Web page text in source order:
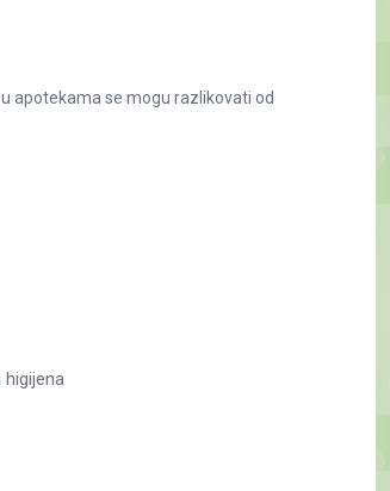
apotekama se mogu razlikovati od